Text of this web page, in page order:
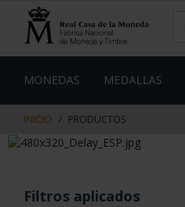
contenido
de
MONEDAS MEDALLAS
INICIO PRODUCTOS
Filtros aplicados